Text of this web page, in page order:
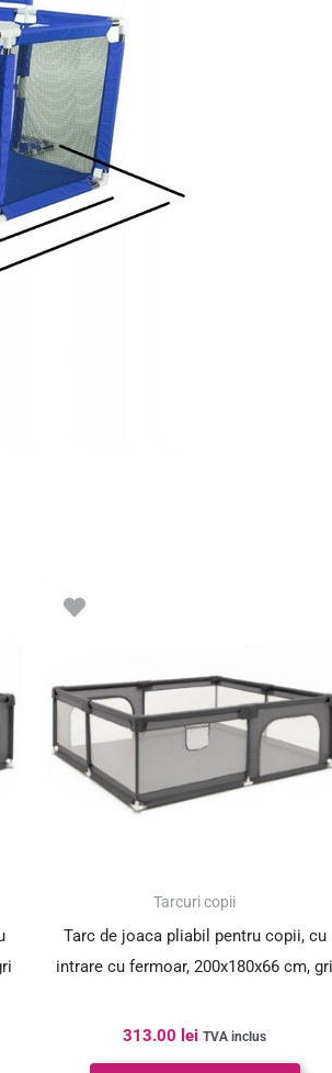
Tarcuri copii
Tarc de joaca pliabil pentru copii, cu
intrare cu fermoar, 200x180x66 cm, gri
313.00 lei TVA inclus